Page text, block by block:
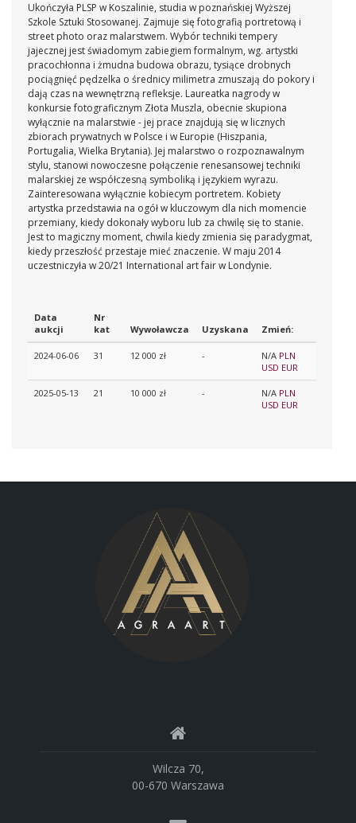
Ukończyła PLSP w Koszalinie, studia w poznańskiej Wyższej
Szkole Sztuki Stosowanej. Zajmuje się fotografią portretową i
street photo oraz malarstwem. Wybór techniki tempery
jajecznej jest świadomym zabiegiem formalnym, wg. artystki
pracochłonna i żmudna budowa obrazu, tysiące drobnych
pociągnięć pędzelka o średnicy milimetra zmuszają do pokory i
dają czas na wewnętrzną refleksje. Laureatka nagrody w
konkursie fotograficznym Złota Muszla, obecnie skupiona
wyłącznie na malarstwie - jej prace znajdują się w licznych
zbiorach prywatnych w Polsce i w Europie (Hiszpania,
Portugalia, Wielka Brytania). Jej malarstwo o rozpoznawalnym
stylu, stanowi nowoczesne połączenie renesansowej techniki
malarskiej ze współczesną symboliką i językiem wyrazu.
Zainteresowana wyłącznie kobiecym portretem. Kobiety
artystka przedstawia na ogół w kluczowym dla nich momencie
przemiany, kiedy dokonały wyboru lub za chwilę się to stanie.
Jest to magiczny moment, chwila kiedy zmienia się paradygmat,
kiedy przeszłość przestaje mieć znaczenie. W maju 2014
uczestniczyła w 20/21 International art fair w Londynie.
Data
aukcji
Nr
kat
Wywoławcza Uzyskana Zmień:
2024-06-06 31 12 000 zł - N/A PLN
USD EUR
2025-05-13 21 10 000 zł - N/A PLN
USD EUR
Wilcza 70,
00-670 Warszawa